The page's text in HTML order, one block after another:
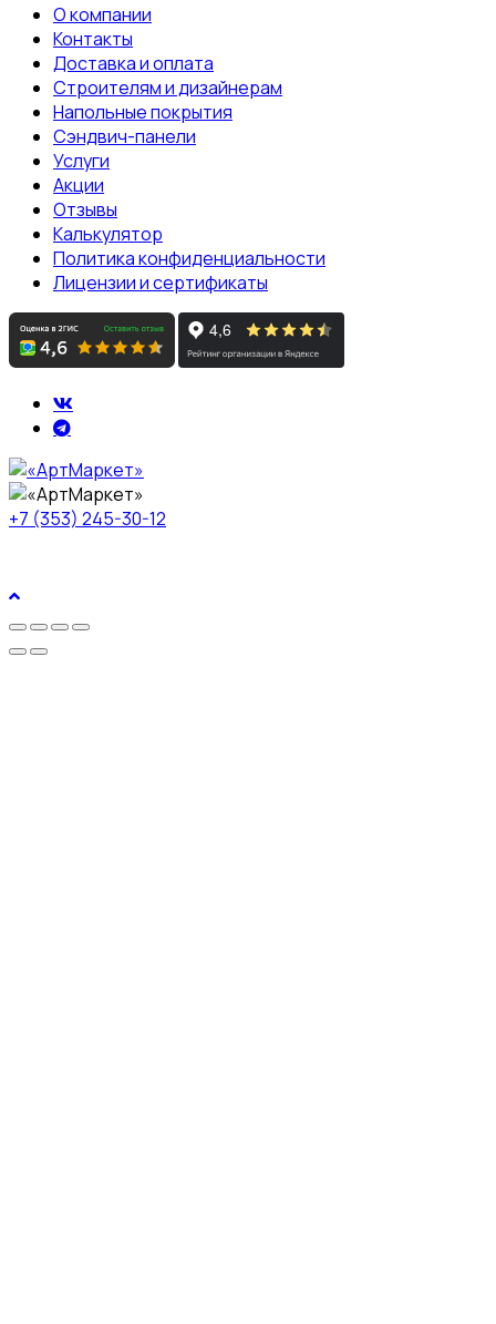
О компании
Контакты
Доставка и оплата
Строителям и дизайнерам
Напольные покрытия
Сэндвич-панели
Услуги
Акции
Отзывы
Калькулятор
Политика конфиденциальности
Лицензии и сертификаты
+7 (353) 245-30-12